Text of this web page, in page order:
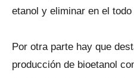
etanol y eliminar en el todo
Por otra parte hay que
producción de bioetanol